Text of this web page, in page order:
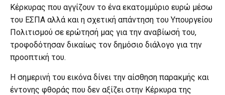
Κέρκυρας που αγγίζουν το ένα εκατομμύριο ευρώ μέσω
του ΕΣΠΑ αλλά και η σχετική απάντηση του Υπουργείου
Πολιτισμού σε ερώτησή μας για την αναβίωσή του,
τροφοδότησαν δικαίως τον δημόσιο διάλογο για την
προοπτική του.
Η σημερινή του εικόνα δίνει την αίσθηση παρακμής και
έντονης φθοράς που δεν αξίζει στην Κέρκυρα της